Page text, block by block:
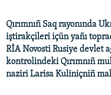
Qırımnıñ Saq rayonında
iştirakçileri içün yañı
RİA Novosti Rusiye devlet
kontrolindeki Qırımnıñ
naziri Larisa Kuliniçniñ